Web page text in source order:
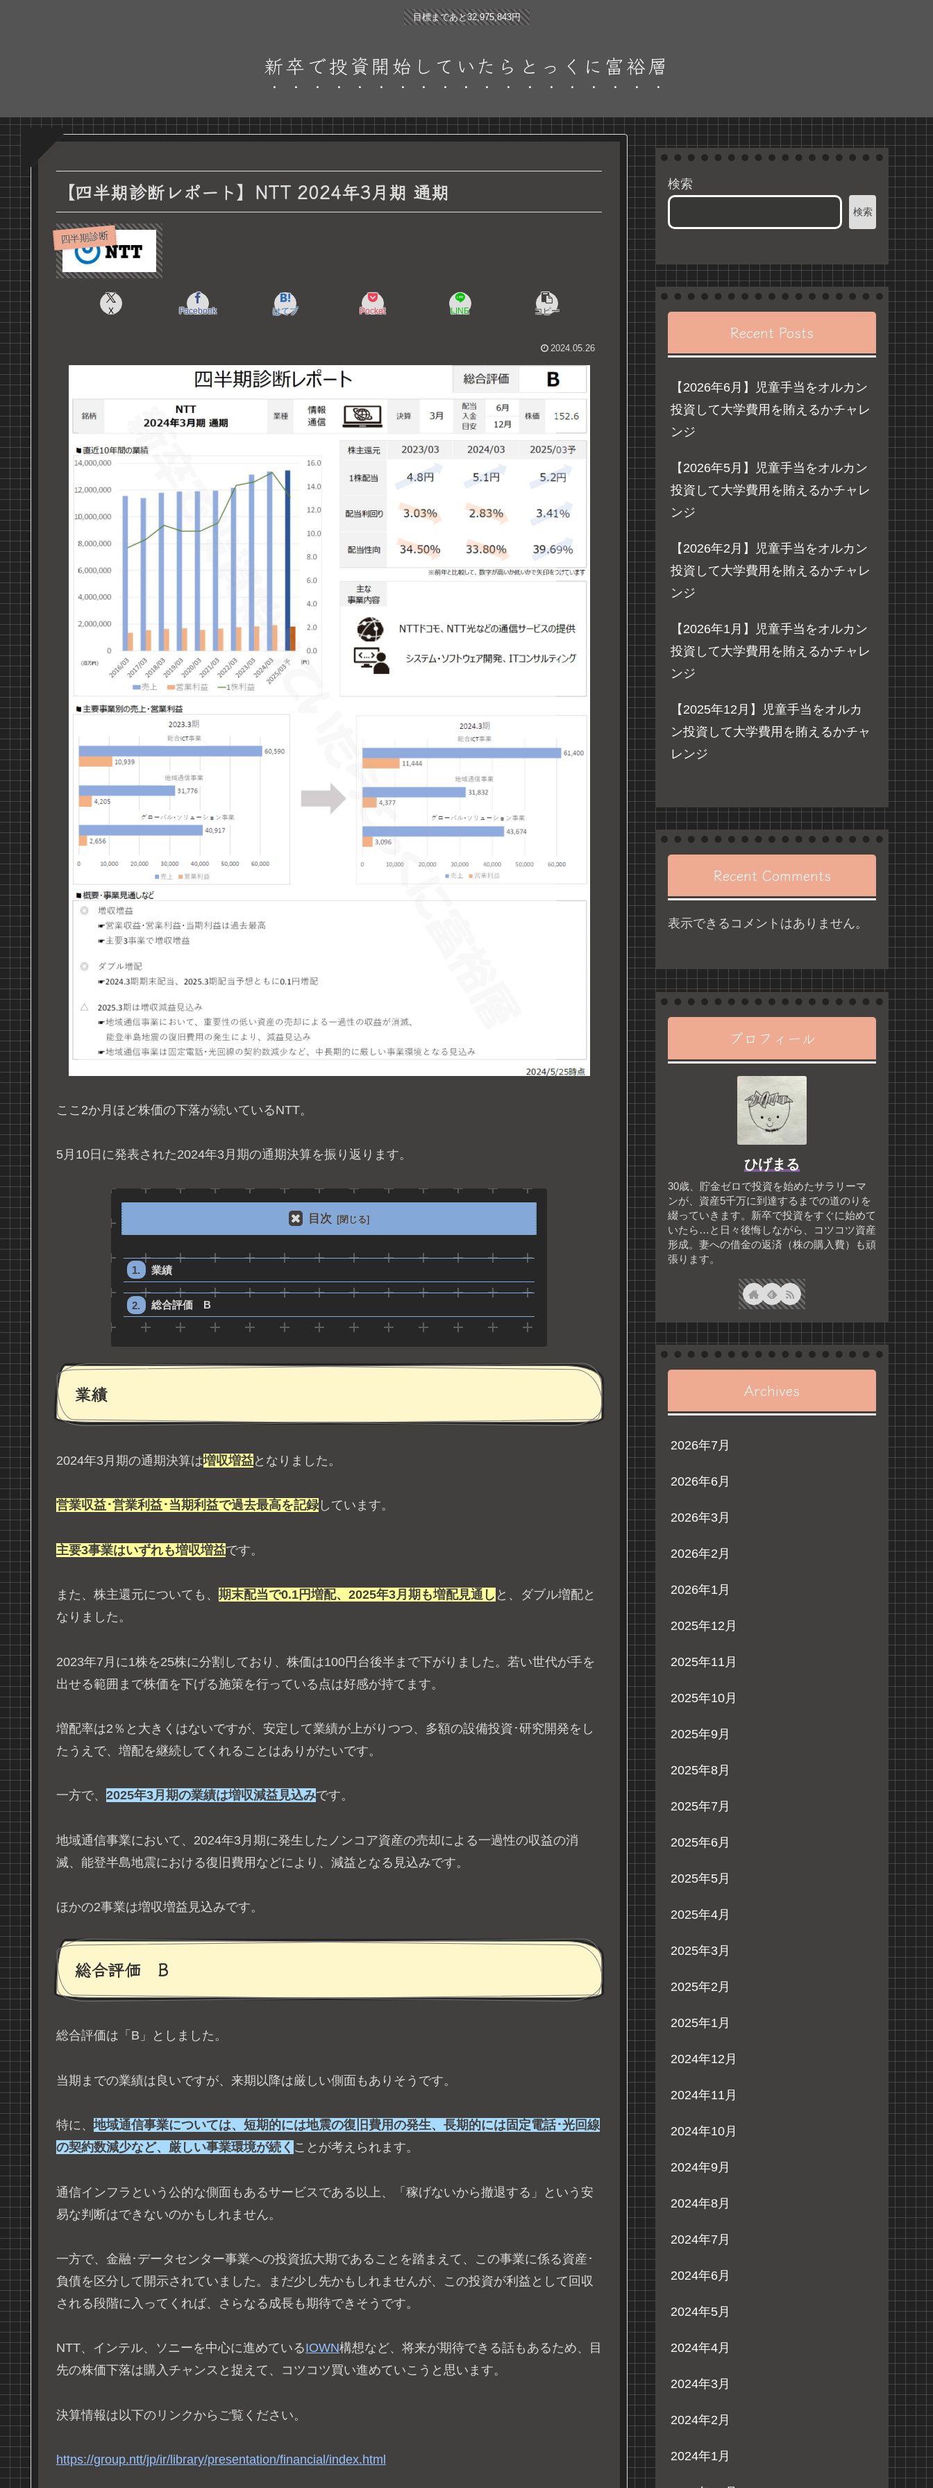
目標まであと32,975,843円
新卒で投資開始していたらとっくに富裕層
【四半期診断レポート】NTT 2024年3月期 通期
四半期診断
X Facebook はてブ Pocket LINE コピー
2024.05.26
ここ2か月ほど株価の下落が続いているNTT。
5月10日に発表された2024年3月期の通期決算を振り返ります。
目次
業績
総合評価 B
業績
2024年3月期の通期決算は増収増益となりました。
営業収益･営業利益･当期利益で過去最高を記録 しています。
主要3事業はいずれも増収増益です。
また、株主還元についても、 期末配当で0.1円増配、2025年3月期も増配見通し と、ダブル増配と
なりました。
2023年7月に1株を25株に分割しており、株価は100円台後半まで下がりました。若い世代が手を
出せる範囲まで株価を下げる施策を行っている点は好感が持てます。
増配率は2％と大きくはないですが、安定して業績が上がりつつ、多額の設備投資･研究開発をし
たうえで、増配を継続してくれることはありがたいです。
一方で、 2025年3月期の業績は増収減益見込みです。
地域通信事業において、2024年3月期に発生したノンコア資産の売却による一過性の収益の消
滅、能登半島地震における復旧費用などにより、減益となる見込みです。
ほかの2事業は増収増益見込みです。
総合評価 B
総合評価は「B」としました。
当期までの業績は良いですが、来期以降は厳しい側面もありそうです。
特に、 地域通信事業については、短期的には地震の復旧費用の発生、長期的には固定電話･光回線
の契約数減少など、厳しい事業環境が続く ことが考えられます。
通信インフラという公的な側面もあるサービスである以上、「稼げないから撤退する」という安
易な判断はできないのかもしれません。
一方で、金融･データセンター事業への投資拡大期であることを踏まえて、この事業に係る資産･
負債を区分して開示されていました。まだ少し先かもしれませんが、この投資が利益として回収
される段階に入ってくれば、さらなる成長も期待できそうです。
NTT、インテル、ソニーを中心に進めているIOWN構想など、将来が期待できる話もあるため、目
先の株価下落は購入チャンスと捉えて、コツコツ買い進めていこうと思います。
決算情報は以下のリンクからご覧ください。
https://group.ntt/jp/ir/library/presentation/financial/index.html
検索
検索
Recent Posts
【2026年6月】児童手当をオルカン
投資して大学費用を賄えるかチャレ
ンジ
【2026年5月】児童手当をオルカン
投資して大学費用を賄えるかチャレ
ンジ
【2026年2月】児童手当をオルカン
投資して大学費用を賄えるかチャレ
ンジ
【2026年1月】児童手当をオルカン
投資して大学費用を賄えるかチャレ
ンジ
【2025年12月】児童手当をオルカ
ン投資して大学費用を賄えるかチャ
レンジ
Recent Comments
表示できるコメントはありません。
プロフィール
ひげまる
30歳、貯金ゼロで投資を始めたサラリーマ
ンが、資産5千万に到達するまでの道のりを
綴っていきます。新卒で投資をすぐに始めて
いたら…と日々後悔しながら、コツコツ資産
形成。妻への借金の返済（株の購入費）も頑
張ります。
Archives
2026年7月
2026年6月
2026年3月
2026年2月
2026年1月
2025年12月
2025年11月
2025年10月
2025年9月
2025年8月
2025年7月
2025年6月
2025年5月
2025年4月
2025年3月
2025年2月
2025年1月
2024年12月
2024年11月
2024年10月
2024年9月
2024年8月
2024年7月
2024年6月
2024年5月
2024年4月
2024年3月
2024年2月
2024年1月